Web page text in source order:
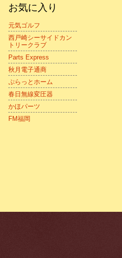
お気に入り
元気ゴルフ
西戸崎シーサイドカン
トリークラブ
Parts Express
秋月電子通商
ぷらっとホーム
春日無線変圧器
かほパーツ
FM福岡